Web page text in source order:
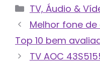
Categorias
TV, Áudio &
Melhor fone
Top 10 bem
TV AOC